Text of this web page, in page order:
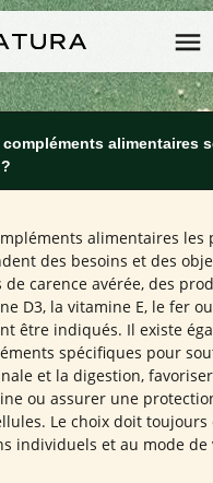
compléments alimentaires
alimentaires les
des besoins et des
de carence avérée, des
D3, la vitamine E, le fer
être indiqués. Il existe
spécifiques pour
et la digestion,
ou assurer une
Le choix doit
individuels et au mode de